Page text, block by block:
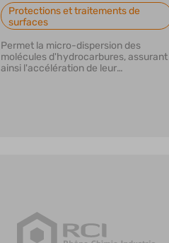
Protections et traitements de
surfaces
Permet la micro-dispersion des
molécules d'hydrocarbures, assurant
ainsi l'accélération de leur
En savoir plus